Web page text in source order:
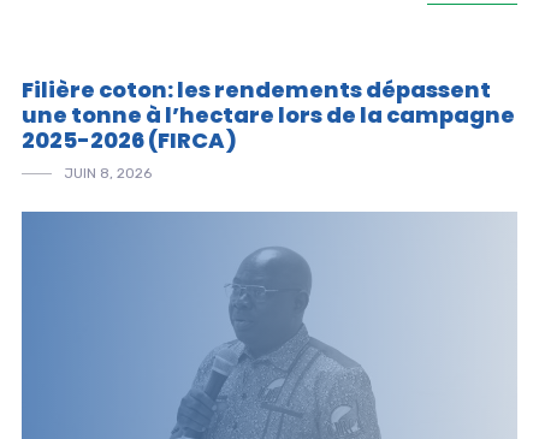
Filière coton: les rendements dépassent
une tonne à l’hectare lors de la campagne
2025-2026 (FIRCA)
JUIN 8, 2026